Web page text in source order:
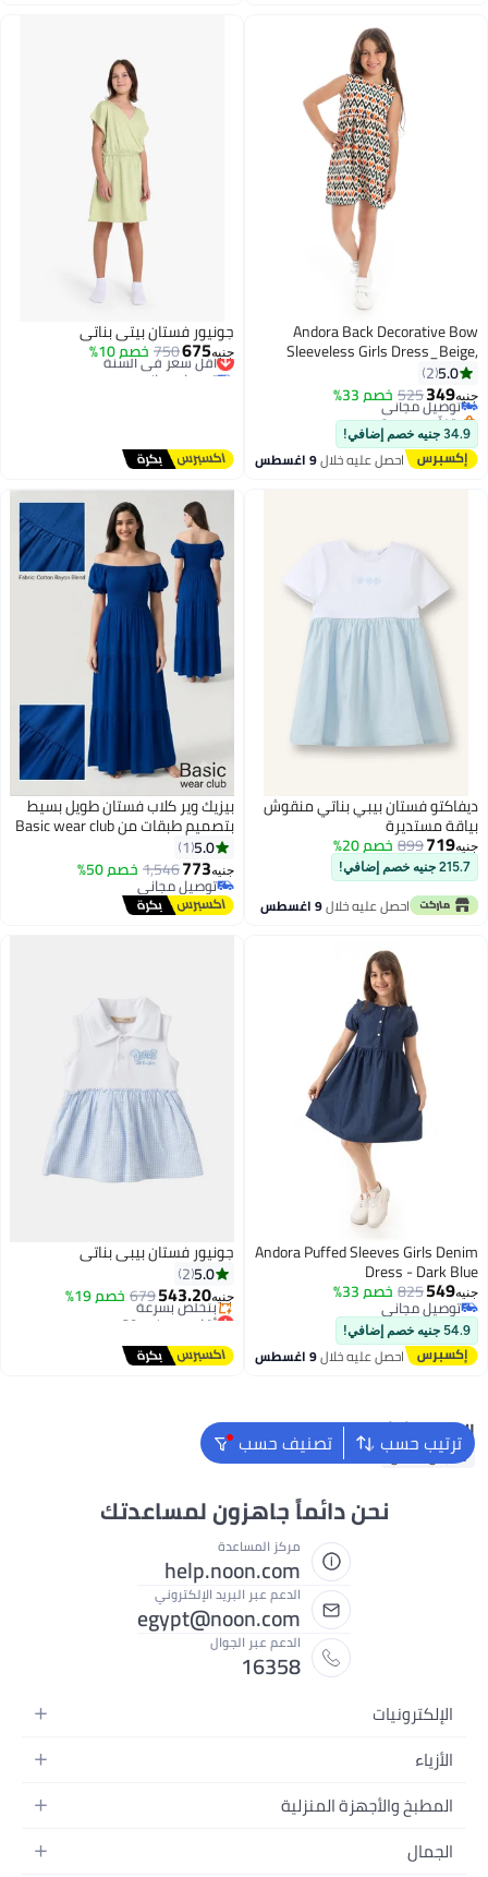
3
Andora Back Decorative Bow
Sleeveless Girls Dress_Beige,
Orange and Navy Blue
5.0
2
جنيه349
525 خصم 33%توصيل مجاني
بتخلّص بسرعة
توصيل مجاني
34.9 جنيه خصم إضافي!
احصل عليه خلال9 اغسطس
جونيور فستان بيتي بناتي
جنيه675
750 خصم 10%
أقل سعر في السنة
توصيل مجاني
أقل سعر في السنة
ديفاكتو فستان بيبي بناتي منقوش
بياقة مستديرة
جنيه719
899 خصم 20%
215.7 جنيه خصم إضافي!
احصل عليه خلال9 اغسطس
بيزيك وير كلاب فستان طويل بسيط
بتصميم طبقات من Basic wear club
5.0
1
جنيه773
1,546خصم 50%
توصيل مجاني
توصيل مجاني
3
Andora Puffed Sleeves Girls Denim
Dress - Dark Blue
جنيه549
825 خصم 33%
توصيل مجاني
توصيل مجاني
54.9 جنيه خصم إضافي!
احصل عليه خلال9 اغسطس
جونيور فستان بيبي بناتي
5.0
2
جنيه543.20
679 خصم 19%
أقل سعر في 30 يوم
توصيل مجاني
بتخلّص بسرعة
أقل سعر في 30 يوم
ترتيب حسب تصنيف حسب البحث الشائع
ملابس اطفال
نحن دائماً جاهزون لمساعدتك
مركز المساعدة
help.noon.com
الدعم عبر البريد الإلكتروني
egypt@noon.com
الدعم عبر الجوال
16358
الإلكترونيات
الهواتف المتحركة
أجهزة الكمبيوتر المحمولة
الأجهزة المنزلية
الأزياء
أزياء نسائية
أزياء البنات
المطبخ والأجهزة المنزلية
المطبخ وأدوات الطعام
الجمال